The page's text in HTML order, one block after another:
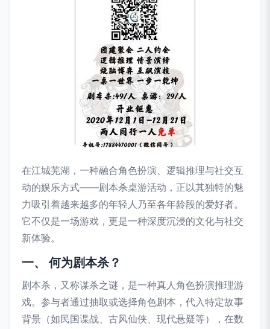
在江城芜湖，一种融合角色扮演、逻辑推理与社交互
动的娱乐方式——剧本杀桌游活动，正以其独特的魅
力吸引着越来越多的年轻人乃至各年龄段的爱好者。
它不仅是一场游戏，更是一种深度沉浸的文化与社交
新体验。
一、 何为剧本杀？
剧本杀，又称谋杀之谜，是一种真人角色扮演推理游
戏。参与者通过抽取或选择角色剧本，代入特定故事
背景（如民国谍战、古风仙侠、现代悬疑等），在数